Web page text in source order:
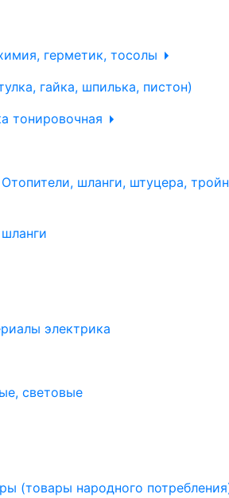
герметик, тосолы
гайка, шпилька, пистон)
тонировочная
шланги, штуцера,
электрика
световые
(товары народного